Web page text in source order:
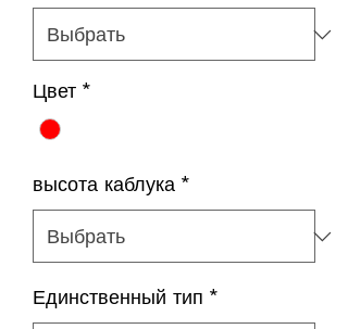
Цвет *
высота каблука *
Единственный тип *